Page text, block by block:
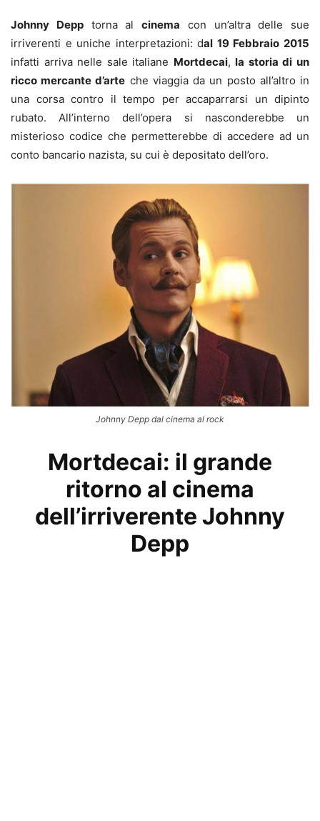
Johnny Depptorna al cinema con un’altra delle sue
irriverenti e uniche interpretazioni: dal 19 Febbraio 2015
infatti arriva nelle sale italiane Mortdecai,la storia di un
ricco mercante d’arte che viaggia da un posto all’altro in
una corsa contro il tempo per accaparrarsi un dipinto
rubato. All’interno dell’opera si nasconderebbe un
misterioso codice che permetterebbe di accedere ad un
conto bancario nazista, su cui è depositato dell’oro.
Johnny Depp dal cinema al rock
Mortdecai: il grande
ritorno al cinema
dell’irriverente Johnny
Depp